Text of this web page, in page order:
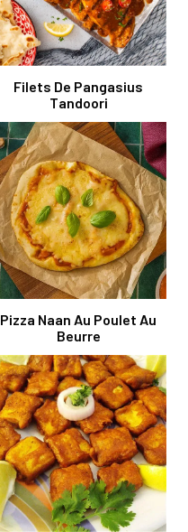
Filets De Pangasius
Tandoori
Pizza Naan Au Poulet Au
Beurre